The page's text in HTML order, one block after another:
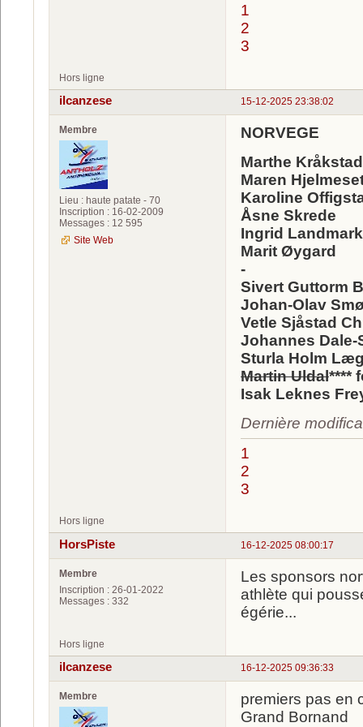
1
2
3
Hors ligne
15-12-2025 23:38:02
ilcanzese
Membre
Lieu : haute patate - 70
Inscription : 16-02-2009
Messages : 12 595
Site Web
NORVEGE
Marthe
Maren
Karoline
Åsne Skrede
Ingrid
Marit Øygard
-
Sivert Guttorm
Johan-Olav
Vetle Sjåstad
Johannes Dale-
Sturla Holm
Martin Uldal****
Isak Leknes
Dernière
1
2
3
Hors ligne
16-12-2025 08:00:17
HorsPiste
Membre
Inscription : 26-01-2022
Messages : 332
Les sponsors
athlète qui
égérie...
Hors ligne
16-12-2025 09:36:33
ilcanzese
Membre
premiers pas en
Grand Bornand